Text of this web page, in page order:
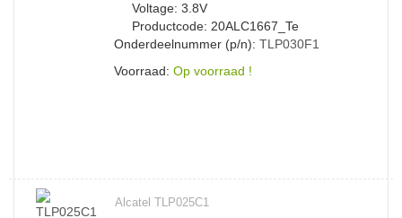
Voltage: 3.8V
Productcode: 20ALC1667_Te
Onderdeelnummer (p/n): TLP030F1
Voorraad: Op voorraad !
Alcatel TLP025C1